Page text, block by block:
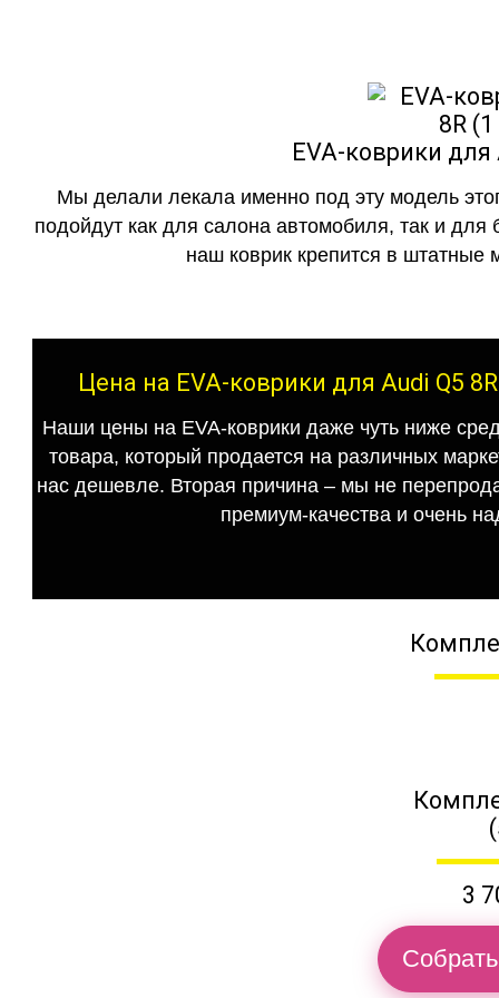
EVA-коврики для
Мы делали лекала именно под эту модель
подойдут как для салона автомобиля, так и для
наш коврик крепится в штатные
Цена на EVA-коврики для Audi Q5
Наши цены на EVA-коврики даже чуть ниже
товара, который продается на различных
нас дешевле. Вторая причина – мы не
премиум-качества и очень
3